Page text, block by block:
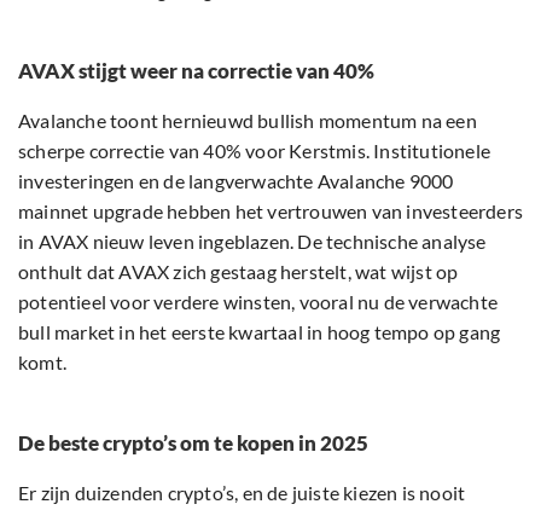
AVAX stijgt weer na correctie van 40%
Avalanche toont hernieuwd bullish momentum na een
scherpe correctie van 40% voor Kerstmis. Institutionele
investeringen en de langverwachte Avalanche 9000
mainnet upgrade hebben het vertrouwen van investeerders
in AVAX nieuw leven ingeblazen. De technische analyse
onthult dat AVAX zich gestaag herstelt, wat wijst op
potentieel voor verdere winsten, vooral nu de verwachte
bull market in het eerste kwartaal in hoog tempo op gang
komt.
De beste crypto’s om te kopen in 2025
Er zijn duizenden crypto’s, en de juiste kiezen is nooit